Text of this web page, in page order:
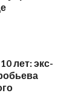
лет: экс-